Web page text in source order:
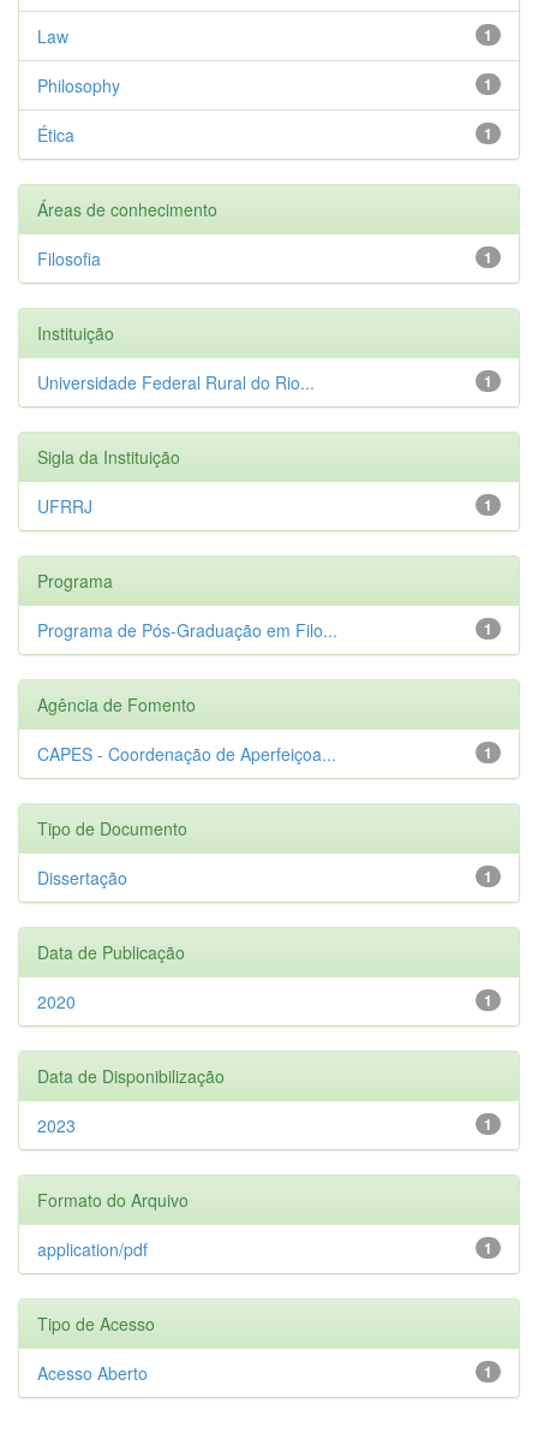
1
Law
1
Philosophy
1
Ética
Áreas de conhecimento
1
Filosofia
Instituição
1
Universidade Federal Rural do Rio...
Sigla da Instituição
1
UFRRJ
Programa
1
Programa de Pós-Graduação em Filo...
Agência de Fomento
1
CAPES - Coordenação de Aperfeiçoa...
Tipo de Documento
1
Dissertação
Data de Publicação
1
2020
Data de Disponibilização
1
2023
Formato do Arquivo
1
application/pdf
Tipo de Acesso
1
Acesso Aberto